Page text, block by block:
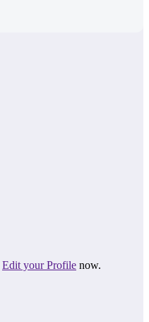
Edit your Profile now.